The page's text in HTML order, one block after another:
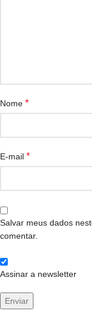
Nome *
E-mail *
Salvar meus dados
comentar.
Assinar a newsletter